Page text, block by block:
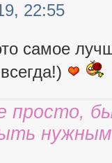
22:55
самое
просто,